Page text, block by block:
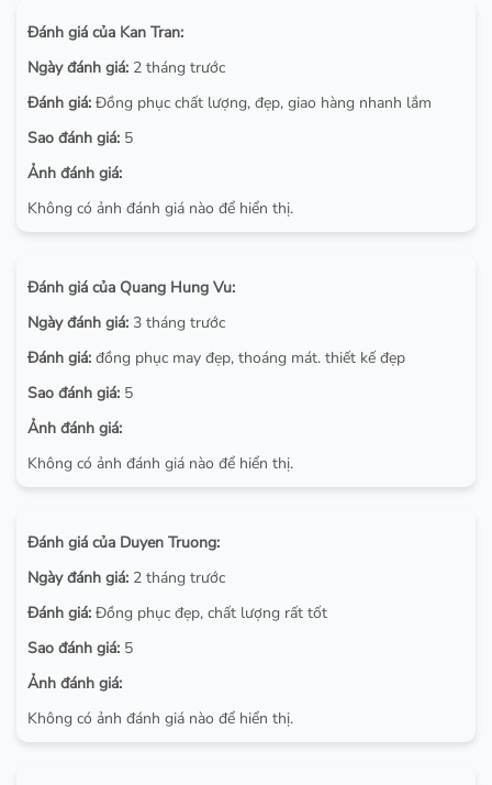
Đánh giá của Kan Tran:
Ngày đánh giá: 2 tháng trước
Đánh giá: Đồng phục chất lượng, đẹp, giao hàng nhanh lắm
Sao đánh giá: 5
Ảnh đánh giá:
Không có ảnh đánh giá nào để hiển thị.
Đánh giá của Quang Hung Vu:
Ngày đánh giá: 3 tháng trước
Đánh giá: đồng phục may đẹp, thoáng mát. thiết kế đẹp
Sao đánh giá: 5
Ảnh đánh giá:
Không có ảnh đánh giá nào để hiển thị.
Đánh giá của Duyen Truong:
Ngày đánh giá: 2 tháng trước
Đánh giá: Đồng phục đẹp, chất lượng rất tốt
Sao đánh giá: 5
Ảnh đánh giá:
Không có ảnh đánh giá nào để hiển thị.